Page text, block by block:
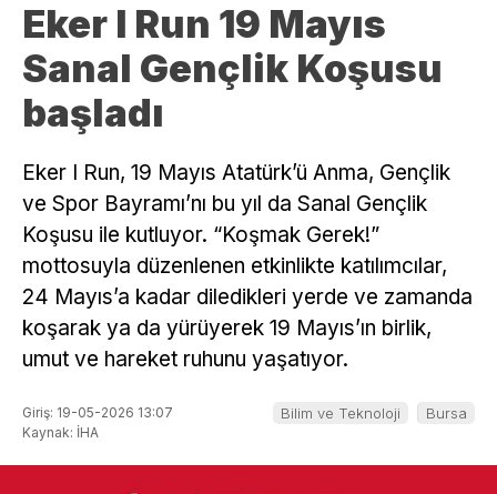
Eker I Run 19 Mayıs
Sanal Gençlik Koşusu
başladı
Eker I Run, 19 Mayıs Atatürk’ü Anma, Gençlik
ve Spor Bayramı’nı bu yıl da Sanal Gençlik
Koşusu ile kutluyor. “Koşmak Gerek!”
mottosuyla düzenlenen etkinlikte katılımcılar,
24 Mayıs’a kadar diledikleri yerde ve zamanda
koşarak ya da yürüyerek 19 Mayıs’ın birlik,
umut ve hareket ruhunu yaşatıyor.
Giriş: 19-05-2026 13:07
Kaynak: İHA
Bilim ve Teknoloji Bursa